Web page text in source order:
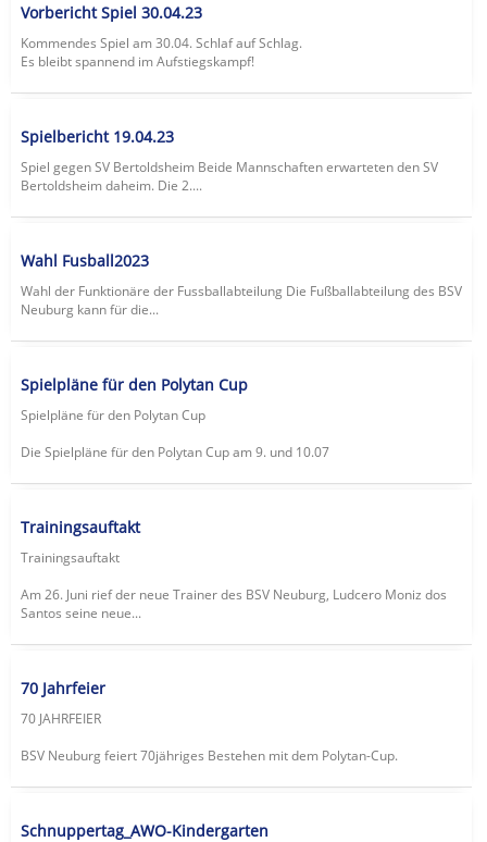
Vorbericht Spiel 30.04.23
Kommendes Spiel am 30.04. Schlaf auf Schlag.
Es bleibt spannend im Aufstiegskampf!
Spielbericht 19.04.23
Spiel gegen SV Bertoldsheim Beide Mannschaften erwarteten den SV
Bertoldsheim daheim. Die 2....
Wahl Fusball2023
Wahl der Funktionäre der Fussballabteilung Die Fußballabteilung des BSV
Neuburg kann für die...
Spielpläne für den Polytan Cup
Spielpläne für den Polytan Cup
Die Spielpläne für den Polytan Cup am 9. und 10.07
Trainingsauftakt
Trainingsauftakt
Am 26. Juni rief der neue Trainer des BSV Neuburg, Ludcero Moniz dos
Santos seine neue...
70 Jahrfeier
70 JAHRFEIER
BSV Neuburg feiert 70jähriges Bestehen mit dem Polytan-Cup.
Schnuppertag_AWO-Kindergarten